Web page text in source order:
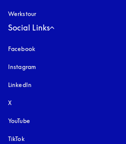
Werkstour
Social Links
Facebook
Instagram
LinkedIn
X
YouTube
TikTok